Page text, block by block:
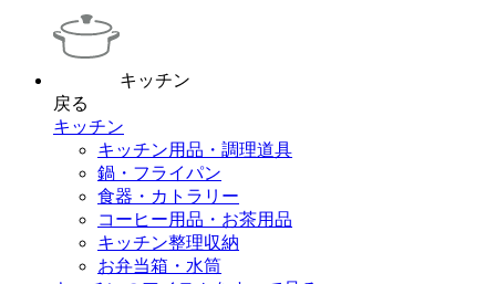
キッチン
戻る
キッチン
キッチン用品・調理道具
鍋・フライパン
食器・カトラリー
コーヒー用品・お茶用品
キッチン整理収納
お弁当箱・水筒